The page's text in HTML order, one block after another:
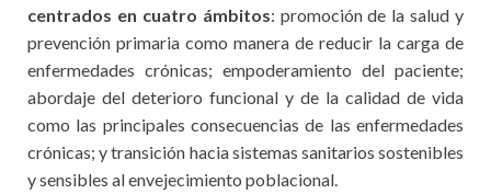
centrados en cuatro ámbitos: promoción de la salud y
prevención primaria como manera de reducir la carga de
enfermedades crónicas; empoderamiento del paciente;
abordaje del deterioro funcional y de la calidad de vida
como las principales consecuencias de las enfermedades
crónicas; y transición hacia sistemas sanitarios sostenibles
y sensibles al envejecimiento poblacional.